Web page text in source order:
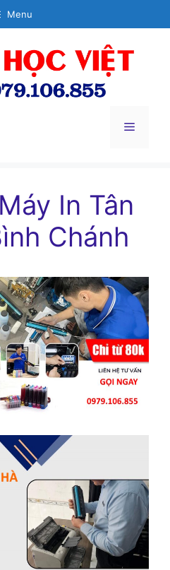
Menu
Menu
In Tân
Chánh